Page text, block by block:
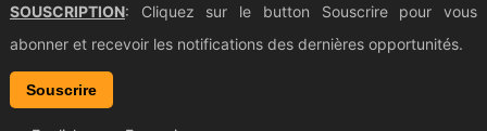
SOUSCRIPTION: Cliquez sur le button Souscrire pour vous
abonner et recevoir les notifications des dernières opportunités.
Souscrire